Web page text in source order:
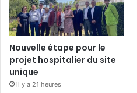
Nouvelle étape pour le
projet hospitalier du site
unique
il y a 21 heures